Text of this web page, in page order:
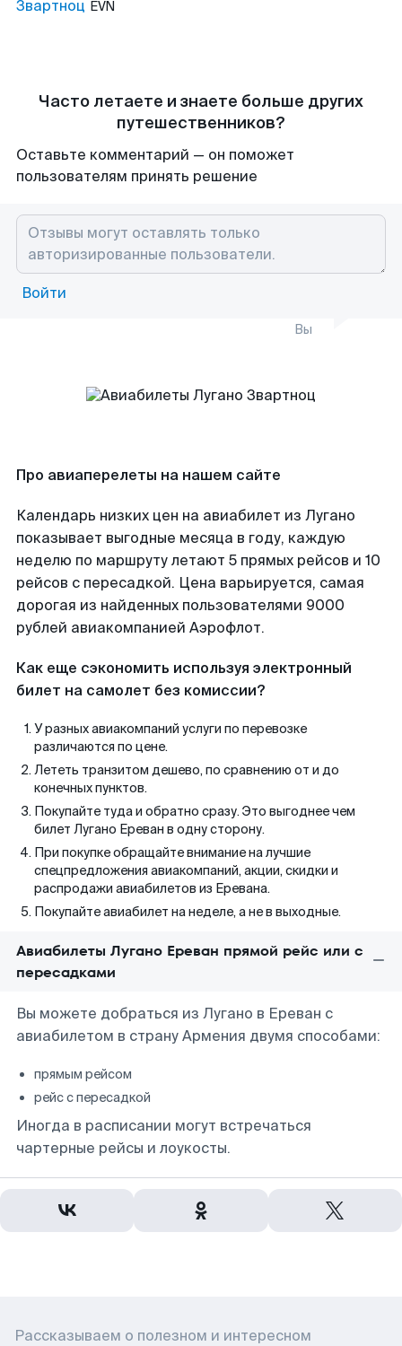
Звартноц EVN
Часто летаете и знаете больше других
путешественников?
Оставьте комментарий — он поможет
пользователям принять решение
Войти
Вы
Про авиаперелеты на нашем сайте
Календарь низких цен на авиабилет из Лугано
показывает выгодные месяца в году, каждую
неделю по маршруту летают 5 прямых рейсов и 10
рейсов с пересадкой. Цена варьируется, самая
дорогая из найденных пользователями 9000
рублей авиакомпанией Аэрофлот.
Как еще сэкономить используя электронный
билет на самолет без комиссии?
У разных авиакомпаний услуги по перевозке
различаются по цене.
Лететь транзитом дешево, по сравнению от и до
конечных пунктов.
Покупайте туда и обратно сразу. Это выгоднее чем
билет Лугано Ереван в одну сторону.
При покупке обращайте внимание на лучшие
спецпредложения авиакомпаний, акции, скидки и
распродажи авиабилетов из Еревана.
Покупайте авиабилет на неделе, а не в выходные.
Авиабилеты Лугано Ереван прямой рейс или с
пересадками
Вы можете добраться из Лугано в Ереван с
авиабилетом в страну Армения двумя способами:
прямым рейсом
рейс с пересадкой
Иногда в расписании могут встречаться
чартерные рейсы и лоукосты.
Рассказываем о полезном и интересном